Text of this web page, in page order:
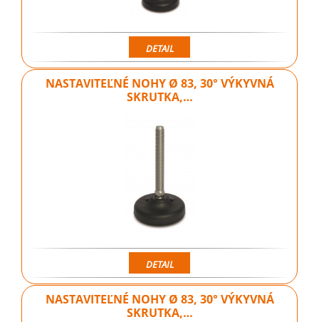
DETAIL
NASTAVITEĽNÉ NOHY Ø 83, 30° VÝKYVNÁ
SKRUTKA,…
DETAIL
NASTAVITEĽNÉ NOHY Ø 83, 30° VÝKYVNÁ
SKRUTKA,…